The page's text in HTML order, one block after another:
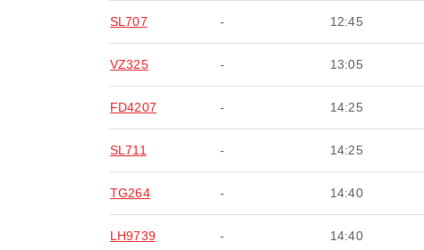
SL707 - 12:45
VZ325 - 13:05
FD4207 - 14:25
SL711 - 14:25
TG264 - 14:40
LH9739 - 14:40